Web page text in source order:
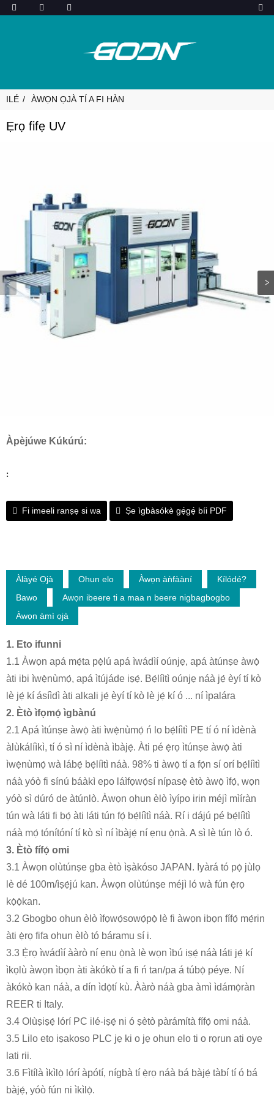
ILÉ ÀWỌN ỌJÀ TÍ A FI HÀN
Ẹrọ fifẹ UV
Àpèjúwe Kúkúrú:
:
Fi imeeli ranṣẹ si wa Ṣe ìgbàsókè gẹ́gẹ́ bíi PDF
Àlàyé Ọjà Ohun elo Àwọn àǹfààní
Kílódé?
Bawo
Awọn ibeere ti a maa n beere nigbagbogbo
Àwọn àmì ọjà
1. Eto ifunni
1.1 Àwọn apá mẹ́ta pẹ̀lú apá ìwádìí oúnjẹ, apá àtúnṣe àwọ̀
àti ibi ìwẹ̀nùmọ́, apá ìtújáde iṣẹ́. Bẹ́líìtì oúnjẹ náà jẹ́ èyí tí kò
lè jẹ́ kí ásíìdì àti alkali jẹ́ èyí tí kò lè jẹ́ kí ó ... ní ìpalára
2. Ètò ìfọmọ́ ìgbànú
2.1 Apá ìtúnṣe àwọ̀ àti ìwẹ̀nùmọ́ ń lo bẹ́líìtì PE tí ó ní ìdènà
àlùkálíìkì, tí ó sì ní ìdènà ìbàjẹ́. Àti pé ẹ̀rọ ìtúnṣe àwọ̀ àti
ìwẹ̀nùmọ́ wà lábẹ́ bẹ́líìtì náà. 98% ti àwọ̀ tí a fọ́n sí orí bẹ́líìtì
náà yóò fi sínú báàkì epo láìfọwọ́sí nípasẹ̀ ètò àwọ̀ ìfọ́, wọn
yóò sì dúró de àtúnlò. Àwọn ohun èlò ìyípo irin méjì mìíràn
tún wà láti fi bọ́ àti láti tún fọ́ bẹ́líìtì náà. Rí i dájú pé bẹ́líìtì
náà mọ́ tónítóní tí kò sì ní ìbàjẹ́ ní ẹnu ọ̀nà. A sì lè tún lò ó.
3. Ètò fífọ́ omi
3.1 Àwọn olùtúnṣe gba ètò ìṣàkóso JAPAN. Iyàrá tó pọ̀ jùlọ
lè dé 100m/ìṣẹ́jú kan. Àwọn olùtúnṣe méjì ló wà fún ẹ̀rọ
kọ̀ọ̀kan.
3.2 Gbogbo ohun èlò ìfọwọ́sowọ́pọ̀ lè fi àwọn ibọn fífọ́ mẹ́rin
àti ẹ̀rọ fifa ohun èlò tó báramu sí i.
3.3 Ẹ̀rọ ìwádìí ààrò ní ẹnu ọ̀nà lè wọn ìbú iṣẹ́ náà láti jẹ́ kí
ìkọlù àwọn ìbọn àti àkókò tí a fi ń tan/pa á túbọ̀ péye. Ní
àkókò kan náà, a dín ìdọ̀tí kù. Ààrò náà gba àmì ìdámọ̀ràn
REER ti Italy.
3.4 Olùṣiṣẹ́ lórí PC ilé-iṣẹ́ ni ó ṣètò pàrámítà fífọ́ omi náà.
3.5 Lilo eto iṣakoso PLC jẹ ki o jẹ ohun elo ti o rọrun ati oye
lati rii.
3.6 Fìtílà ìkìlọ̀ lórí àpótí, nígbà tí ẹ̀rọ náà bá bàjẹ́ tàbí tí ó bá
bàjẹ́, yóò fún ni ìkìlọ̀.